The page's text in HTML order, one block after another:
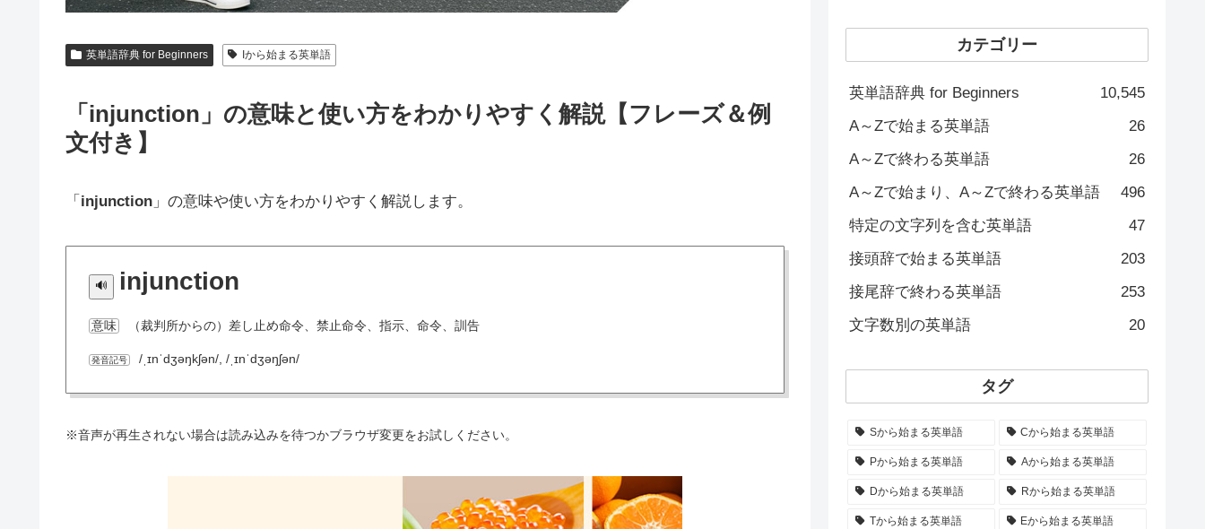
英単語辞典 for Beginners Iから始まる英単語
「injunction」の意味と使い方をわかりやすく解説【フレーズ＆例
文付き】
「 injunction 」の意味や使い方をわかりやすく解説します。
injunction
意味 （裁判所からの）差し止め命令、禁止命令、指示、命令、訓告
発音記号 /ˌɪnˈdʒəŋkʃən/, /ˌɪnˈdʒəŋʃən/
※音声が再生されない場合は読み込みを待つかブラウザ変更をお試しください。
カテゴリー
英単語辞典 for Beginners
10,545
A～Zで始まる英単語
26
A～Zで終わる英単語
26
A～Zで始まり、A～Zで終わる英単語
496
特定の文字列を含む英単語
47
接頭辞で始まる英単語
203
接尾辞で終わる英単語
253
文字数別の英単語
20
タグ
Sから始まる英単語 Cから始まる英単語
Pから始まる英単語 Aから始まる英単語
Dから始まる英単語 Rから始まる英単語
Tから始まる英単語 Eから始まる英単語